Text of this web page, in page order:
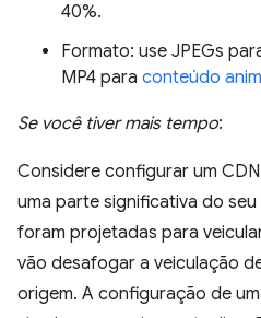
40%.
Formato: use JPEGs
MP4 para conteúdo
Se você tiver mais tempo:
Considere configurar um
uma parte significativa do seu
foram projetadas para
vão desafogar a veiculação
origem. A configuração de